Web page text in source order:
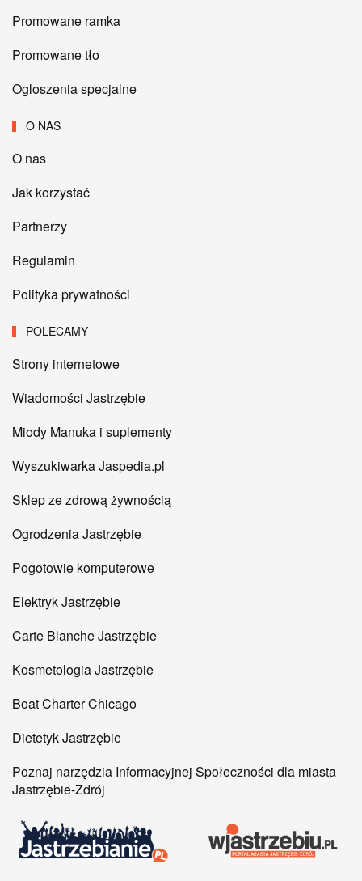
Promowane ramka
Promowane tło
Ogloszenia specjalne
O NAS
O nas
Jak korzystać
Partnerzy
Regulamin
Polityka prywatności
POLECAMY
Strony internetowe
Wiadomości Jastrzębie
Miody Manuka i suplementy
Wyszukiwarka Jaspedia.pl
Sklep ze zdrową żywnością
Ogrodzenia Jastrzębie
Pogotowie komputerowe
Elektryk Jastrzębie
Carte Blanche Jastrzębie
Kosmetologia Jastrzębie
Boat Charter Chicago
Dietetyk Jastrzębie
Poznaj narzędzia Informacyjnej Społeczności dla miasta
Jastrzębie-Zdrój